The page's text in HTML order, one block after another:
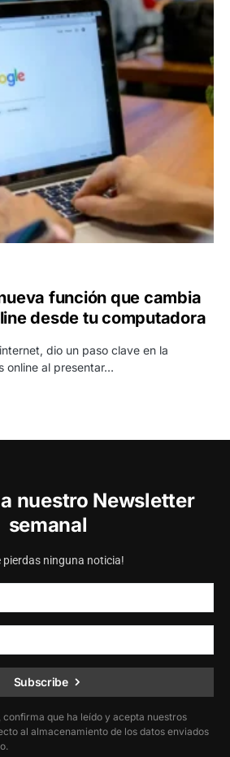
función que cambia
desde tu computadora
dio un paso clave en la
online al presentar…
nuestro Newsletter
semanal
pierdas ninguna noticia!
Subscribe
que ha leído y acepta nuestros
al almacenamiento de los datos enviados